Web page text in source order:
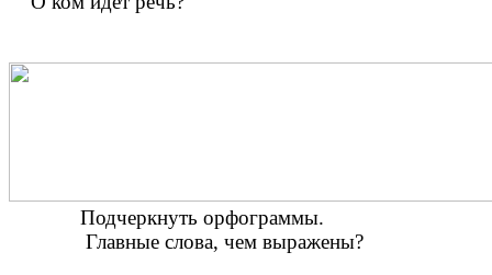
Подчеркнуть орфограммы.
Главные слова, чем выражены?